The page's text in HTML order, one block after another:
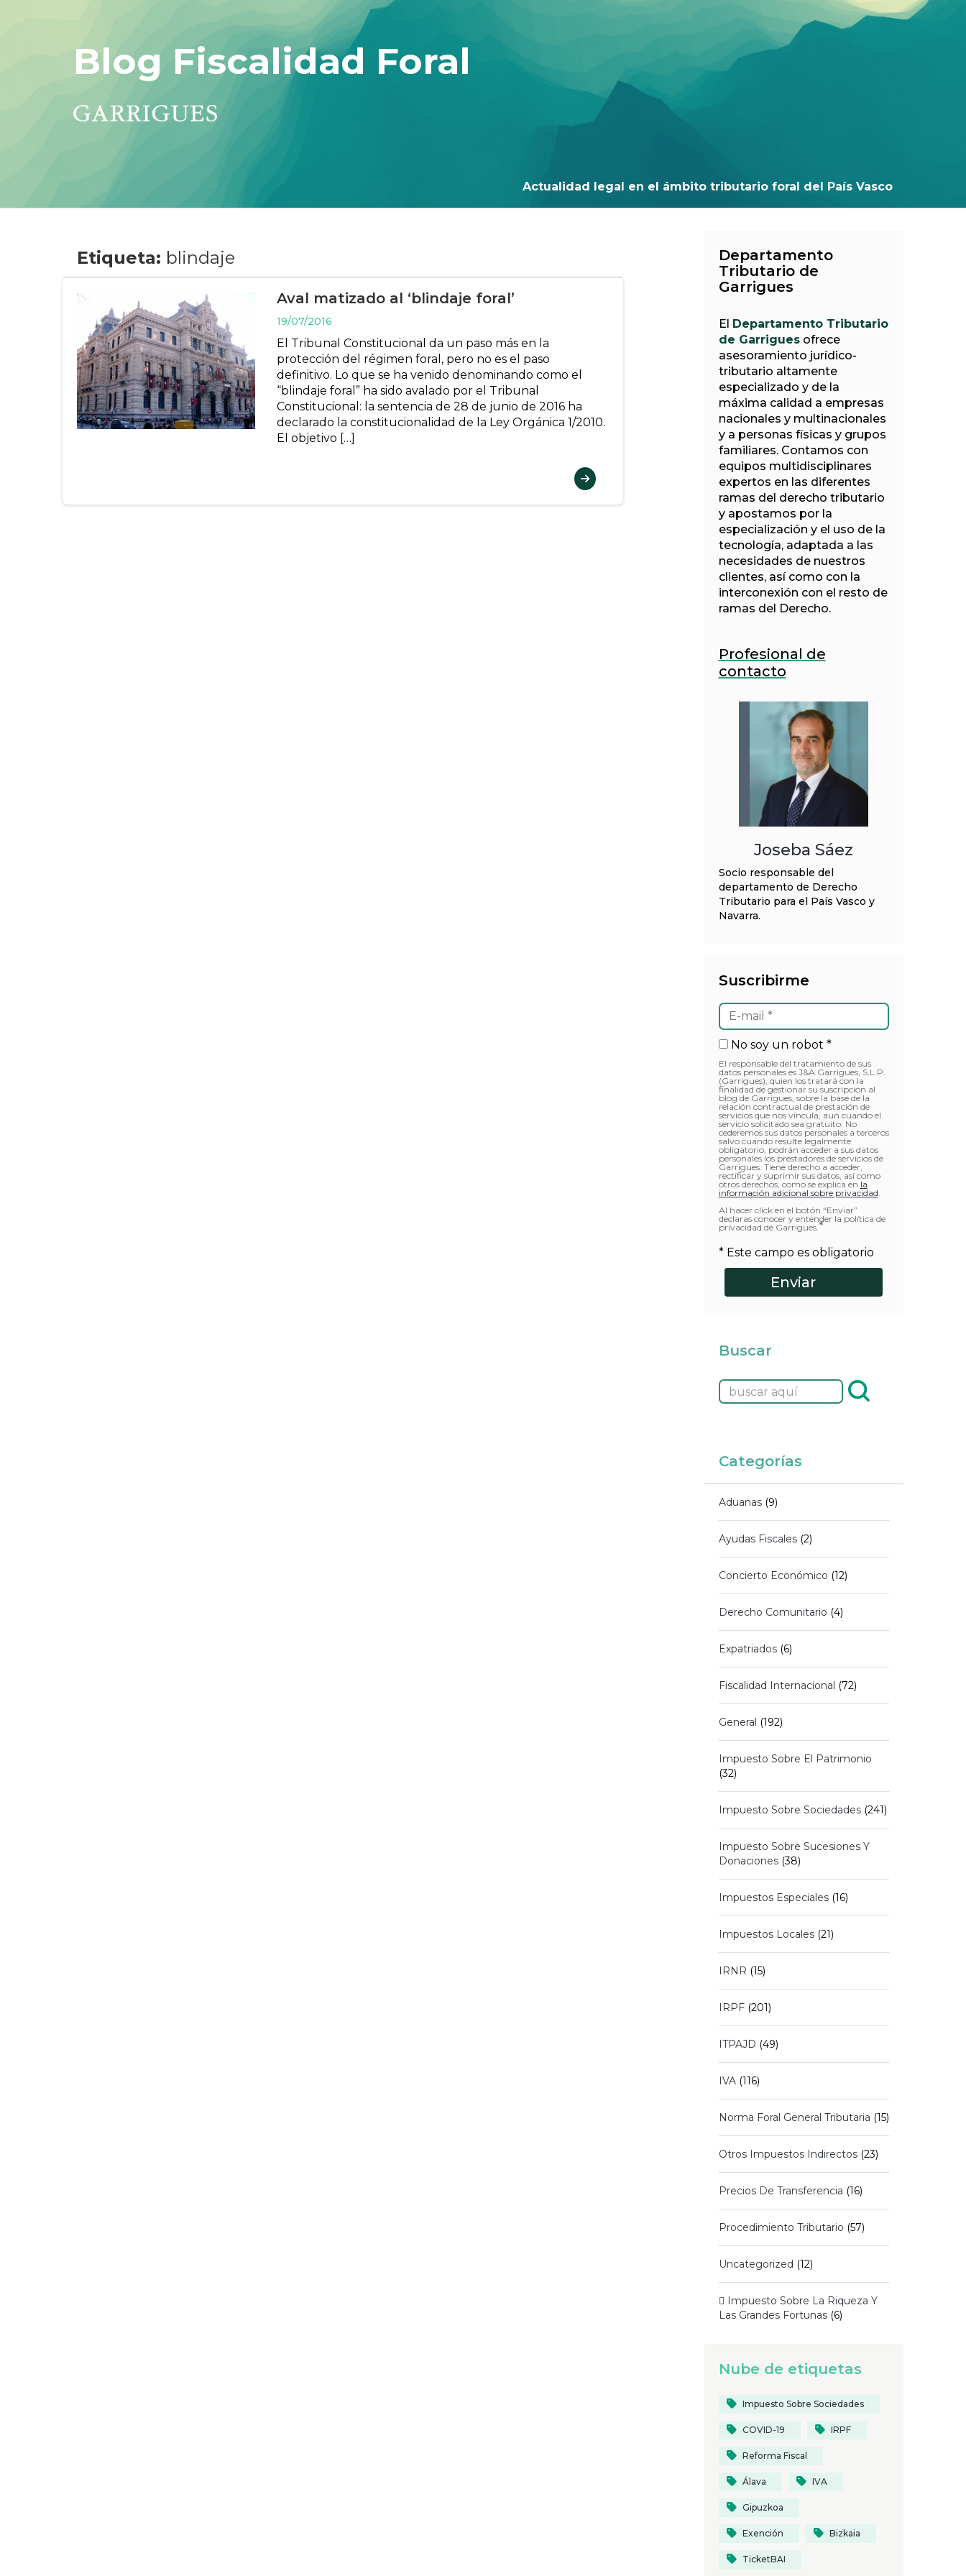
Blog Fiscalidad Foral
Actualidad legal en el ámbito tributario foral del País Vasco
Etiqueta: blindaje
Aval matizado al ‘blindaje foral’
19/07/2016
El Tribunal Constitucional da un paso más en la
protección del régimen foral, pero no es el paso
definitivo. Lo que se ha venido denominando como el
“blindaje foral” ha sido avalado por el Tribunal
Constitucional: la sentencia de 28 de junio de 2016 ha
declarado la constitucionalidad de la Ley Orgánica 1/2010.
El objetivo […]
Departamento
Tributario de
Garrigues
El
Departamento Tributario
de Garriguesofrece
asesoramiento jurídico-
tributario altamente
especializado y de la
máxima calidad a empresas
nacionales y multinacionales
y a personas físicas y grupos
familiares. Contamos con
equipos multidisciplinares
expertos en las diferentes
ramas del derecho tributario
y apostamos por la
especialización y el uso de la
tecnología, adaptada a las
necesidades de nuestros
clientes, así como con la
interconexión con el resto de
ramas del Derecho.
Profesional de
contacto
Joseba Sáez
Socio responsable del
departamento de Derecho
Tributario para el País Vasco y
Navarra.
Suscribirme
No soy un robot *
El responsable del tratamiento de sus
datos personales es J&A Garrigues, S.L.P.
(Garrigues), quien los tratará con la
finalidad de gestionar su suscripción al
blog de Garrigues, sobre la base de la
relación contractual de prestación de
servicios que nos vincula, aun cuando el
servicio solicitado sea gratuito. No
cederemos sus datos personales a terceros
salvo cuando resulte legalmente
obligatorio, podrán acceder a sus datos
personales los prestadores de servicios de
Garrigues. Tiene derecho a acceder,
rectificar y suprimir sus datos, así como
otros derechos, como se explica en la
información adicional sobre privacidad.
Al hacer click en el botón “Enviar”
declaras conocer y entender la política de
privacidad de Garrigues.*
* Este campo es obligatorio
Buscar
Categorías
Aduanas(9)
Ayudas Fiscales(2)
Concierto Económico (12)
Derecho Comunitario (4)
Expatriados(6)
Fiscalidad Internacional (72)
General (192)
Impuesto Sobre El Patrimonio
(32)
Impuesto Sobre Sociedades(241)
Impuesto Sobre Sucesiones Y
Donaciones(38)
Impuestos Especiales(16)
Impuestos Locales(21)
IRNR (15)
IRPF(201)
ITPAJD (49)
IVA(116)
Norma Foral General Tributaria (15)
Otros Impuestos Indirectos(23)
Precios De Transferencia (16)
Procedimiento Tributario (57)
Uncategorized (12)
 Impuesto Sobre La Riqueza Y
Las Grandes Fortunas(6)
Nube de etiquetas
Impuesto Sobre Sociedades
COVID-19 IRPF
Reforma Fiscal
Álava IVA
Gipuzkoa
Exención Bizkaia
TicketBAI